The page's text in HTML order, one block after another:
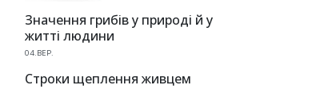
Значення грибів у природі й у
житті людини
04.ВЕР.
Строки щеплення живцем